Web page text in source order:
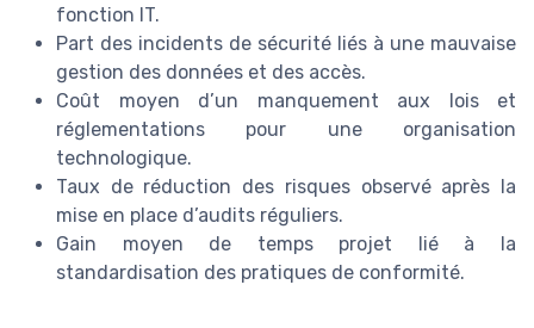
fonction IT.
Part des incidents de sécurité liés à une mauvaise
gestion des données et des accès.
Coût moyen d’un manquement aux lois et
réglementations pour une organisation
technologique.
Taux de réduction des risques observé après la
mise en place d’audits réguliers.
Gain moyen de temps projet lié à la
standardisation des pratiques de conformité.